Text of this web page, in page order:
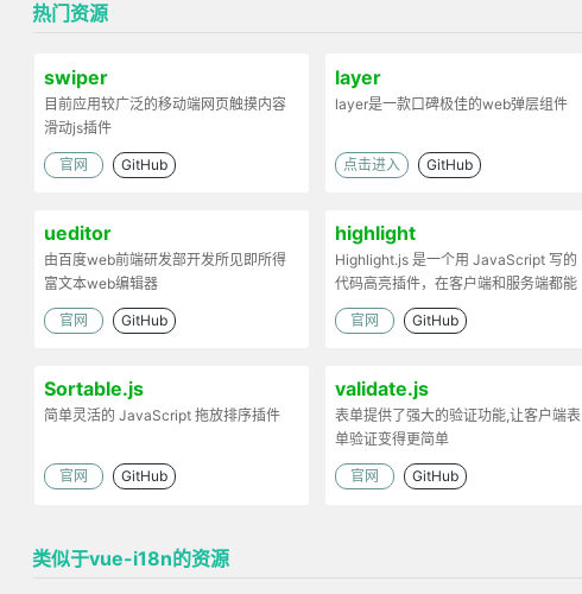
热门资源
swiper
目前应用较广泛的移动端网页触摸内容
滑动js插件
官网 GitHub
layer
layer是一款口碑极佳的web弹层组件
点击进入 GitHub
ueditor
由百度web前端研发部开发所见即所得
富文本web编辑器
官网 GitHub
highlight
Highlight.js 是一个用 JavaScript 写的
代码高亮插件，在客户端和服务端都能
工作。
官网 GitHub
Sortable.js
简单灵活的 JavaScript 拖放排序插件
官网 GitHub
validate.js
表单提供了强大的验证功能,让客户端表
单验证变得更简单
官网 GitHub
类似于vue-i18n的资源